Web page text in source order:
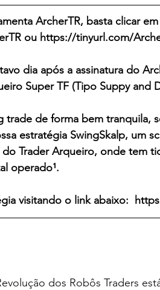
ArcherTR, basta clicar
ou https://tinyurl.com/
dia após a assinatura do
Super TF (Tipo Suppy and
trade de forma bem tranquila,
estratégia SwingSkalp, um
do Trader Arqueiro, onde tem
operado¹.
visitando o link abaixo:
dos Robôs Traders